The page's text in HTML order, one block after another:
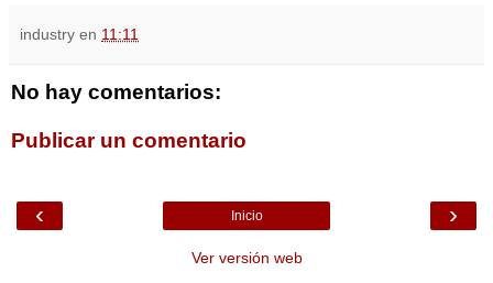
industry en 11:11
No hay comentarios:
Publicar un comentario
‹ ›
Inicio
Ver versión web